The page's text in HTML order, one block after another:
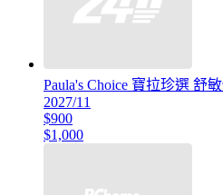
Paula's Choice 寶拉珍選 舒
2027/11
$900
$1,000